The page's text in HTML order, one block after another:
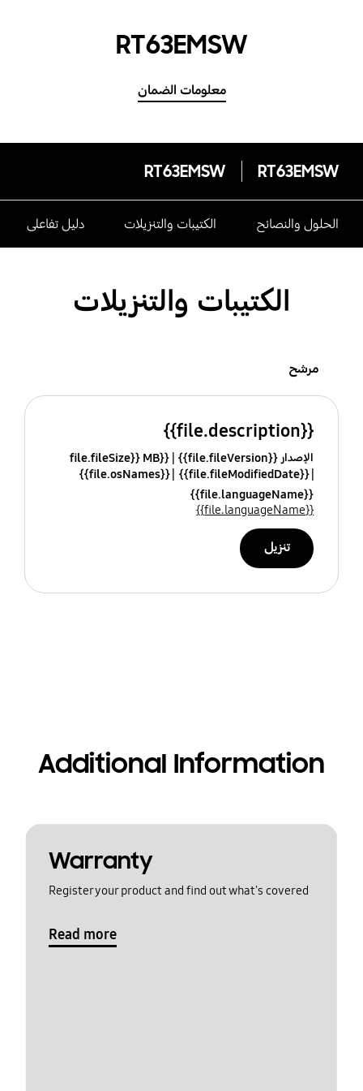
RT63EMSW
معلومات الضمان
RT63EMSW
RT63EMSW
الحلول والنصائح الكتيبات والتنزيلات دليل تفاعلى
الكتيبات والتنزيلات
مرشح
{{file.description}}
الإصدار {{file.fileVersion}}
{{file.fileSize}} MB
{{file.fileModifiedDate}}
{{file.osNames}}
{{file.languageName}}
{{file.languageName}}
تنزيل
Additional Information
Warranty
Register your product and find out what's covered
Read more